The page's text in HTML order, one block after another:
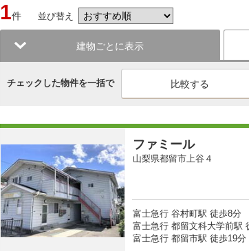
1件 並び替え
建物ごとに表示
チェックした物件を一括で
ファミール
山梨県都留市上谷４
富士急行 谷村町駅 徒歩8分
富士急行 都留文科大学前駅
富士急行 都留市駅 徒歩19分